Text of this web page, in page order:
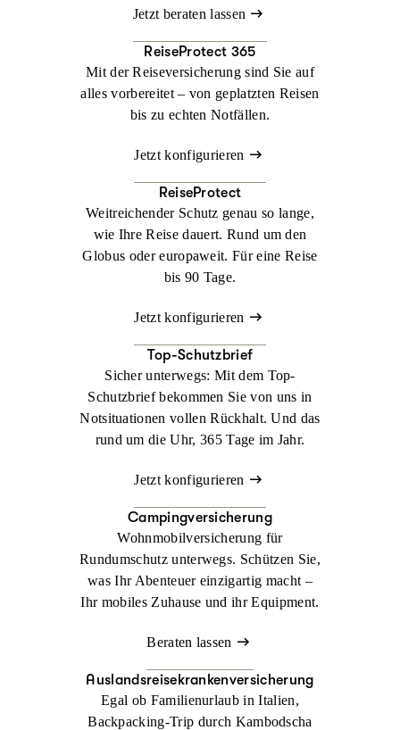
Jetzt beraten lassen
ReiseProtect 365
Mit der Reiseversicherung sind Sie auf
alles vorbereitet – von geplatzten Reisen
bis zu echten Notfällen.
Jetzt konfigurieren
ReiseProtect
Weitreichender Schutz genau so lange,
wie Ihre Reise dauert. Rund um den
Globus oder europaweit. Für eine Reise
bis 90 Tage.
Jetzt konfigurieren
Top-Schutzbrief
Sicher unterwegs: Mit dem Top-
Schutzbrief bekommen Sie von uns in
Notsituationen vollen Rückhalt. Und das
rund um die Uhr, 365 Tage im Jahr.
Jetzt konfigurieren
Campingversicherung
Wohnmobilversicherung für
Rundumschutz unterwegs. Schützen Sie,
was Ihr Abenteuer einzigartig macht –
Ihr mobiles Zuhause und ihr Equipment.
Beraten lassen
Auslandsreisekrankenversicherung
Egal ob Familienurlaub in Italien,
Backpacking-Trip durch Kambodscha